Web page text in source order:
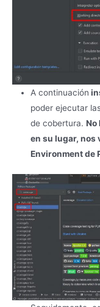
A continuación
poder ejecutar
de cobertura. No
en su lugar, nos
Environment de